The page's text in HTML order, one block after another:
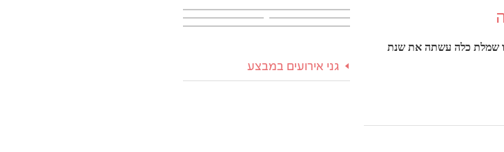
שמלת כלה עשתה את שנת
גני אירועים במבצע